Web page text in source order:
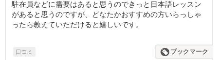
駐在員などに需要はあると思うのできっと日本語レッスン
があると思うのですが、どなたかおすすめの方いらっしゃ
ったら教えていただけると嬉しいです。
口コミ ブックマーク